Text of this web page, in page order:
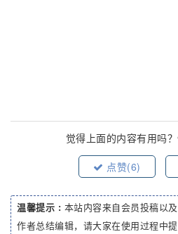
觉得上面的内容有用吗？
点赞(6)
温馨提示 : 本站内容来自会员投稿以
作者总结编辑，请大家在使用过程中